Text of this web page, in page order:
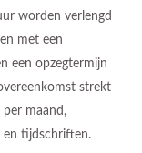
worden verlengd
met een
een opzegtermijn
strekt
maand,
en tijdschriften.